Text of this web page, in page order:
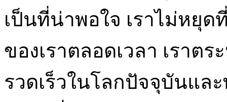
เป็นที่น่าพอใจ เราไม่หยุ
ของเราตลอดเวลา เราต
รวดเร็วในโลกปัจจุบันแล